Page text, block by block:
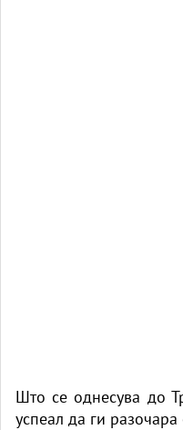
Што се однесува до
успеал да ги разочара